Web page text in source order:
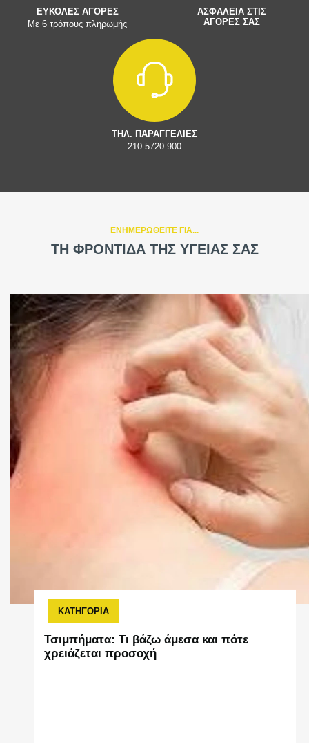
ΕΥΚΟΛΕΣ ΑΓΟΡΕΣ
Με 6 τρόπους πληρωμής
ΑΣΦΑΛΕΙΑ ΣΤΙΣ
ΑΓΟΡΕΣ ΣΑΣ
ΤΗΛ. ΠΑΡΑΓΓΕΛΙΕΣ
210 5720 900
ΕΝΗΜΕΡΩΘΕΙΤΕ ΓΙΑ...
ΤΗ ΦΡΟΝΤΙΔΑ ΤΗΣ ΥΓΕΙΑΣ ΣΑΣ
ΚΑΤΗΓΟΡΙΑ
Τσιμπήματα: Τι βάζω άμεσα και πότε
χρειάζεται προσοχή